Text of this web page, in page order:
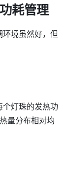
耗管理
环境虽然好，但
个灯珠的发热功
量分布相对均